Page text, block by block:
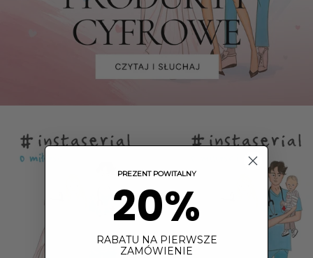
PREZENT POWITALNY
20%
RABATU NA PIERWSZE
ZAMÓWIENIE